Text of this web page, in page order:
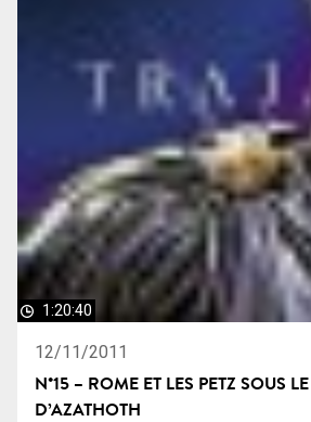
1:20:40
12/11/2011
N°15 – ROME ET LES PETZ SOUS
D’AZATHOTH